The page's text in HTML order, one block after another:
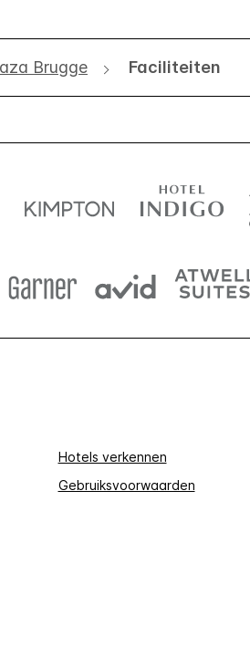
Brugge Faciliteiten
Hotels verkennen
Gebruiksvoorwaarden